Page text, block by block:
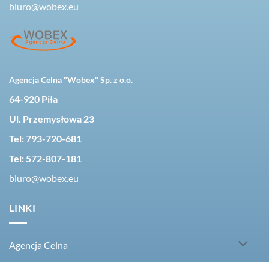
biuro@wobex.eu
Agencja Celna "Wobex" Sp. z o.o.
64-920 Piła
Ul. Przemysłowa 23
Tel:793-720-681
Tel: 572-807-181
biuro@wobex.eu
LINKI
Agencja Celna